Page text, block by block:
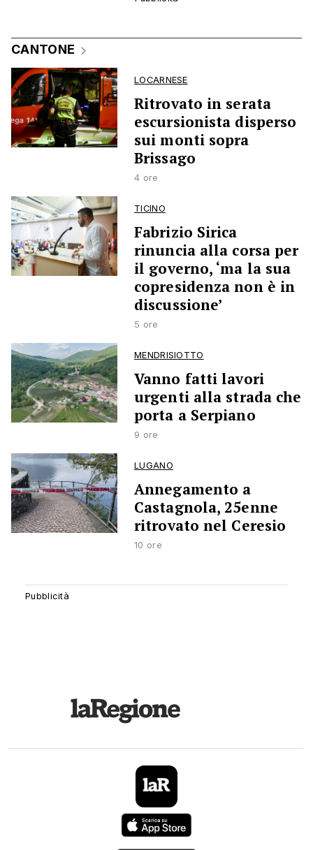
CANTONE
LOCARNESE
Ritrovato in serata
escursionista disperso
sui monti sopra
Brissago
4 ore
TICINO
Fabrizio Sirica
rinuncia alla corsa per
il governo, ‘ma la sua
copresidenza non è in
discussione’
5 ore
MENDRISIOTTO
Vanno fatti lavori
urgenti alla strada che
porta a Serpiano
9 ore
LUGANO
Annegamento a
Castagnola, 25enne
ritrovato nel Ceresio
10 ore